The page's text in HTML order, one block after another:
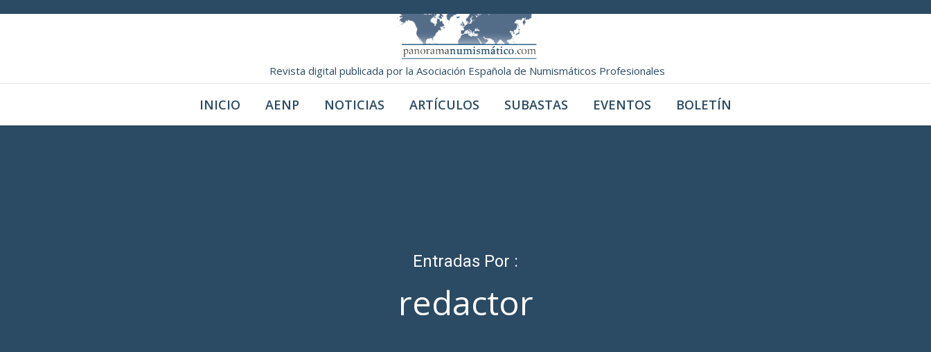
Revista digital publicada por la Asociación Española de Numismáticos Profesionales
INICIO AENP NOTICIAS ARTÍCULOS SUBASTAS EVENTOS BOLETÍN
Entradas Por :
redactor